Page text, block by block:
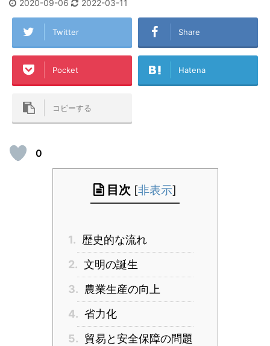
2020-09-06 2022-03-11
Twitter Share
Pocket Hatena
コピーする
0
目次 [非表示]
1. 歴史的な流れ
2. 文明の誕生
3. 農業生産の向上
4. 省力化
5. 貿易と安全保障の問題